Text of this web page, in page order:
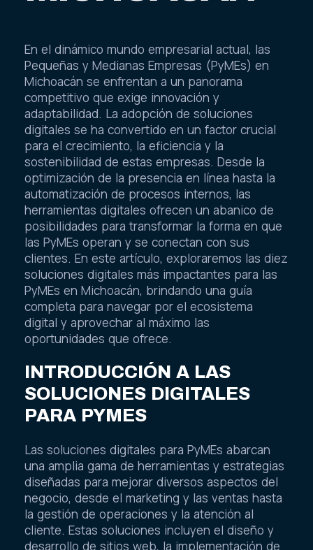
En el dinámico mundo empresarial actual, las
Pequeñas y Medianas Empresas (PyMEs) en
Michoacán se enfrentan a un panorama
competitivo que exige innovación y
adaptabilidad. La adopción de soluciones
digitales se ha convertido en un factor crucial
para el crecimiento, la eficiencia y la
sostenibilidad de estas empresas. Desde la
optimización de la presencia en línea hasta la
automatización de procesos internos, las
herramientas digitales ofrecen un abanico de
posibilidades para transformar la forma en que
las PyMEs operan y se conectan con sus
clientes. En este artículo, exploraremos las diez
soluciones digitales más impactantes para las
PyMEs en Michoacán, brindando una guía
completa para navegar por el ecosistema
digital y aprovechar al máximo las
oportunidades que ofrece.
INTRODUCCIÓN A LAS
SOLUCIONES DIGITALES
PARA PYMES
Las soluciones digitales para PyMEs abarcan
una amplia gama de herramientas y estrategias
diseñadas para mejorar diversos aspectos del
negocio, desde el marketing y las ventas hasta
la gestión de operaciones y la atención al
cliente. Estas soluciones incluyen el diseño y
desarrollo de sitios web, la implementación de